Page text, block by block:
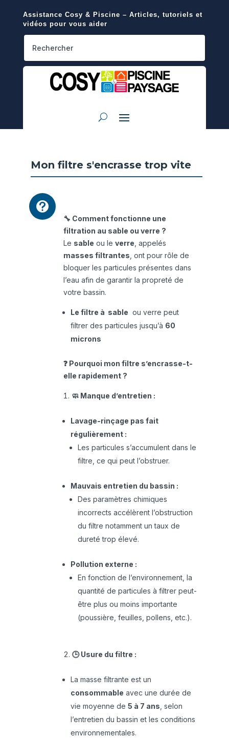
Assistance Cosy & Piscine – Articles, tutoriels et
vidéos pour vous aider
Mon filtre s'encrasse trop vite

🔧 Comment fonctionne une
filtration au sable ou verre ?
Le sable ou le verre , appelés
masses filtrantes , ont pour rôle de
bloquer les particules présentes dans
l’eau afin de garantir la propreté de
votre bassin.
Le filtre à sable ou verre peut
filtrer des particules jusqu’à 60
microns
❓ Pourquoi mon filtre s’encrasse-t-
elle rapidement ?
🧼 Manque d’entretien :
Lavage-rinçage pas fait
régulièrement :
Les particules s’accumulent dans le
filtre, ce qui peut l’obstruer.
Mauvais entretien du bassin :
Des paramètres chimiques
incorrects accélèrent l’obstruction
du filtre notamment un taux de
dureté trop élevé.
Pollution externe :
En fonction de l’environnement, la
quantité de particules à filtrer peut-
être plus ou moins importante
(poussière, feuilles, pollens, etc.).
🕒 Usure du filtre :
La masse filtrante est un
consommable avec une durée de
vie moyenne de 5 à 7 ans , selon
l’entretien du bassin et les conditions
environnementales.